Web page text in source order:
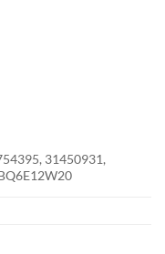
31450931,